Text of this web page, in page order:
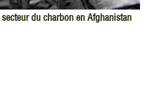
du charbon en Afghanistan